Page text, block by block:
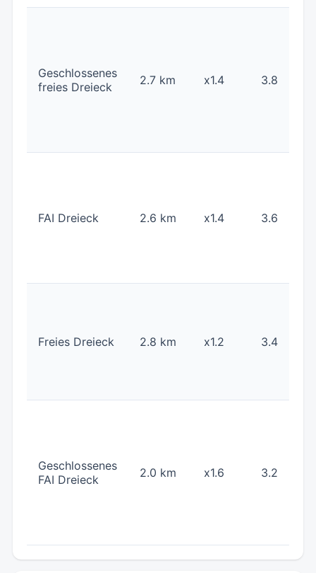
Geschlossenes
freies Dreieck
2.7 km x1.4 3.8
FAI Dreieck 2.6 km x1.4 3.6
Freies Dreieck 2.8 km x1.2 3.4
Geschlossenes
FAI Dreieck
2.0 km x1.6 3.2